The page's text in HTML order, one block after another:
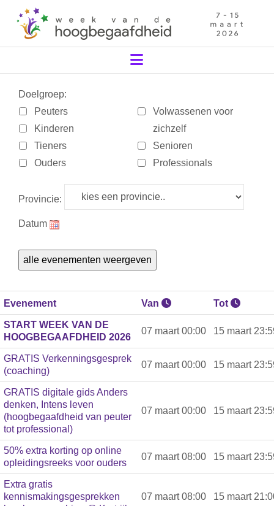
Navigation
Doelgroep:
Peuters
Kinderen
Tieners
Ouders
Volwassenen voor
zichzelf
Senioren
Professionals
Provincie:
Datum
alle evenementen weergeven
Evenement Van Tot
START WEEK VAN DE
HOOGBEGAAFDHEID 2026
07 maart 00:00 15 maart
GRATIS Verkenningsgesprek
(coaching)
07 maart 00:00 15 maart
GRATIS digitale gids Anders
denken, Intens leven
(hoogbegaafdheid van peuter
tot professional)
07 maart 00:00 15 maart
50% extra korting op online
opleidingsreeks voor ouders
07 maart 08:00 15 maart
Extra gratis
kennismakingsgesprekken
07 maart 08:00 15 maart